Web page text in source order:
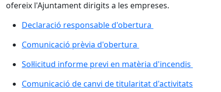
ofereix l'Ajuntament dirigits a les empreses.
Declaració responsable d'obertura
Comunicació prèvia d'obertura
Sol·licitud informe previ en matèria d'incendis
Comunicació de canvi de titularitat d'activitats